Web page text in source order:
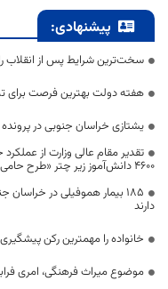
پیشنهادی:
سخت‌ترین شرایط پس از انقلاب
هفته دولت بهترین فرصت برای
یشتازی خراسان جنوبی در
تقدیر مقام عالی وزارت از
۴۶۰۰ دانش‌آموز زیر چتر «طرح حامی»
۱۸۵ بیمار هموفیلی در
دارند
خانواده را مهمترین رکن
موضوع میراث فرهنگی، امری